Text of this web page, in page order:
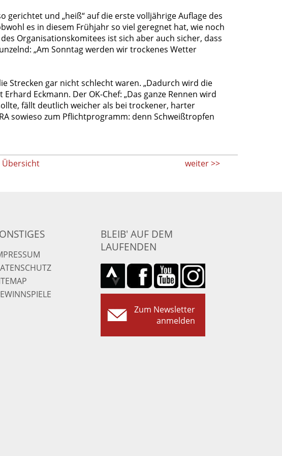
gerichtet und „heiß“ auf die erste volljährige Auflage des
es in diesem Frühjahr so viel geregnet hat, wie noch
Organisationskomitees ist sich aber auch sicher, dass
„Am Sonntag werden wir trockenes Wetter
Strecken gar nicht schlecht waren. „Dadurch wird die
Eckmann. Der OK-Chef: „Das ganze Rennen wird
fällt deutlich weicher als bei trockener, harter
sowieso zum Pflichtprogramm: denn Schweißtropfen
weiter >>
Übersicht
BLEIB' AUF DEM
LAUFENDEN
Zum Newsletter
anmelden